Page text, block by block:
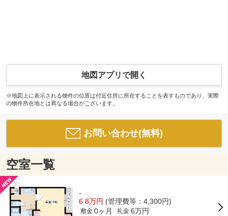
地図アプリで開く
※地図上に表示される物件の位置は付近住所に所在することを表すものであり、実際
の物件所在地とは異なる場合がございます。
お問い合わせ(無料)
空室一覧
-
6.8万円 (管理費等：4,300円)
敷金 0ヶ月 礼金 6万円